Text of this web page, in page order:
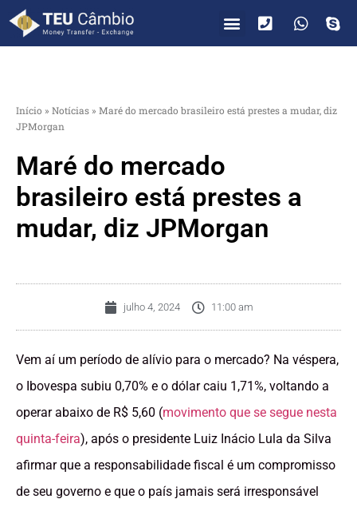
Início » Notícias » Maré do mercado brasileiro está prestes a mudar, diz
JPMorgan
Maré do mercado
brasileiro está prestes a
mudar, diz JPMorgan
julho 4, 2024 11:00 am
Vem aí um período de alívio para o mercado? Na véspera,
o Ibovespa subiu 0,70% e o dólar caiu 1,71%, voltando a
operar abaixo de R$ 5,60 (movimento que se segue nesta
quinta-feira), após o presidente Luiz Inácio Lula da Silva
afirmar que a responsabilidade fiscal é um compromisso
de seu governo e que o país jamais será irresponsável